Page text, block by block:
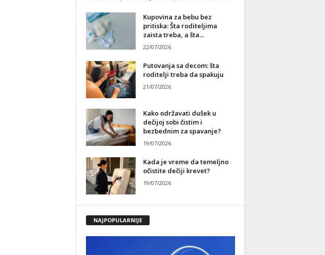
Kupovina za bebu bez
pritiska: Šta roditeljima
zaista treba, a šta...
22/07/2026
Putovanja sa decom: šta
roditelji treba da spakuju
21/07/2026
Kako održavati dušek u
dečijoj sobi čistim i
bezbednim za spavanje?
19/07/2026
Kada je vreme da temeljno
očistite dečiji krevet?
19/07/2026
NAJPOPULARNIJE